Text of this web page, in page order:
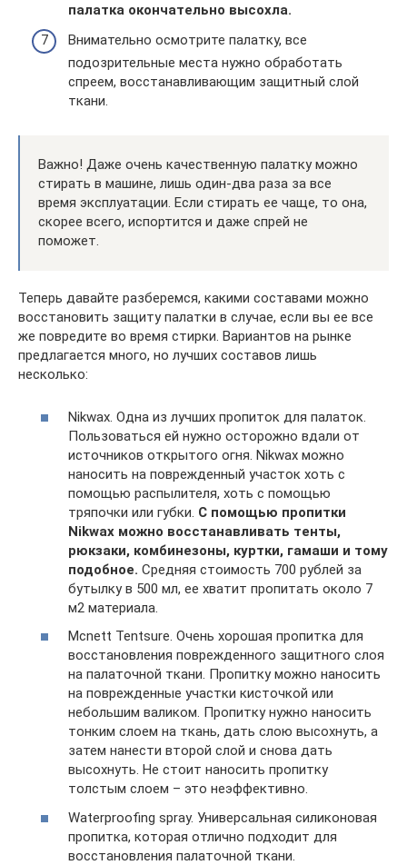
палатка окончательно высохла.
Внимательно осмотрите палатку, все
подозрительные места нужно обработать
спреем, восстанавливающим защитный слой
ткани.
Важно! Даже очень качественную палатку можно
стирать в машине, лишь один-два раза за все
время эксплуатации. Если стирать ее чаще, то она,
скорее всего, испортится и даже спрей не
поможет.
Теперь давайте разберемся, какими составами можно
восстановить защиту палатки в случае, если вы ее все
же повредите во время стирки. Вариантов на рынке
предлагается много, но лучших составов лишь
несколько:
Nikwax. Одна из лучших пропиток для палаток.
Пользоваться ей нужно осторожно вдали от
источников открытого огня. Nikwax можно
наносить на поврежденный участок хоть с
помощью распылителя, хоть с помощью
тряпочки или губки. С помощью пропитки
Nikwax можно восстанавливать тенты,
рюкзаки, комбинезоны, куртки, гамаши и тому
подобное. Средняя стоимость 700 рублей за
бутылку в 500 мл, ее хватит пропитать около 7
м2 материала.
Mcnett Tentsure. Очень хорошая пропитка для
восстановления поврежденного защитного слоя
на палаточной ткани. Пропитку можно наносить
на поврежденные участки кисточкой или
небольшим валиком. Пропитку нужно наносить
тонким слоем на ткань, дать слою высохнуть, а
затем нанести второй слой и снова дать
высохнуть. Не стоит наносить пропитку
толстым слоем – это неэффективно.
Waterproofing spray. Универсальная силиконовая
пропитка, которая отлично подходит для
восстановления палаточной ткани.